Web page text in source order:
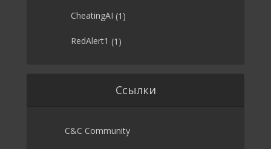
CheatingAI (1)
RedAlert1 (1)
Ссылки
C&C Community